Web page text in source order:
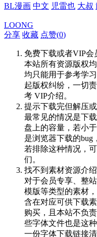
BL漫画 中文 児雷也 大叔
LOONG
分享 收藏 点赞(0)
免费下载或者VIP会
本站所有资源版权
均只能用于参考学
起版权纠纷，一切
考 VIP介绍。
提示下载完但解压
最常见的情况是下
盘上的容量，若小
是浏览器下载的bug
若排除这种情况，
们。
找不到素材资源介
对于会员专享、整
模版等类型的素材
含在对应可供下载
购买，且本站不负
些字体文件也是这
一份字体下载链接清